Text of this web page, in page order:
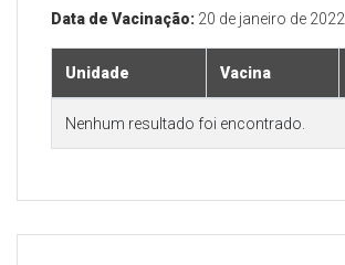
Data de Vacinação: 20 de janeiro de 2022
Unidade Vacina
Nenhum resultado foi encontrado.